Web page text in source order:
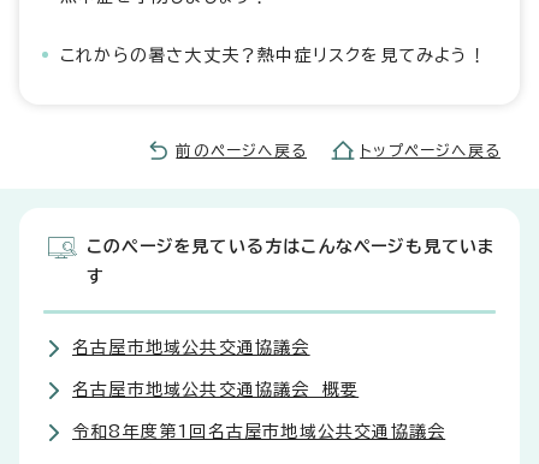
これからの暑さ大丈夫？熱中症リスクを見てみよう！
前のページへ戻る トップページへ戻る
このページを見ている方はこんなページも見ていま
す
名古屋市地域公共交通協議会
名古屋市地域公共交通協議会 概要
令和8年度第1回名古屋市地域公共交通協議会